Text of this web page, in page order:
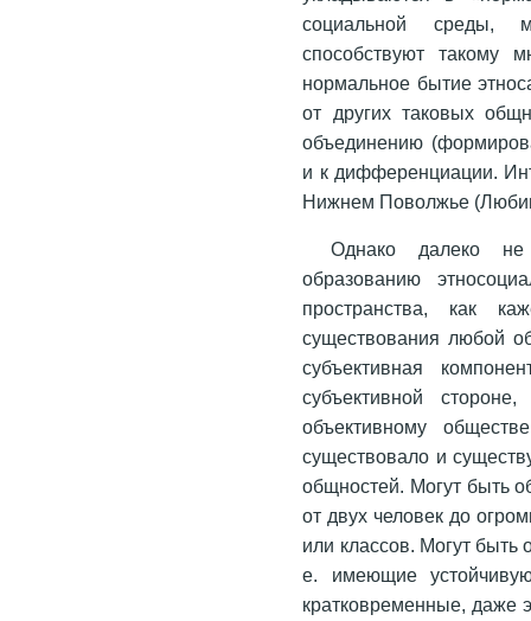
социальной среды,
способствуют такому
нормальное бытие
от других таковых
объединению
и к дифференциации.
Нижнем Поволжье
Однако далеко не
образованию
пространства, как
существования любой
субъективная
субъективной
объективному
существовало и
общностей. Могут быть
от двух человек до
или классов. Могут
е. имеющие
кратковременные, даже